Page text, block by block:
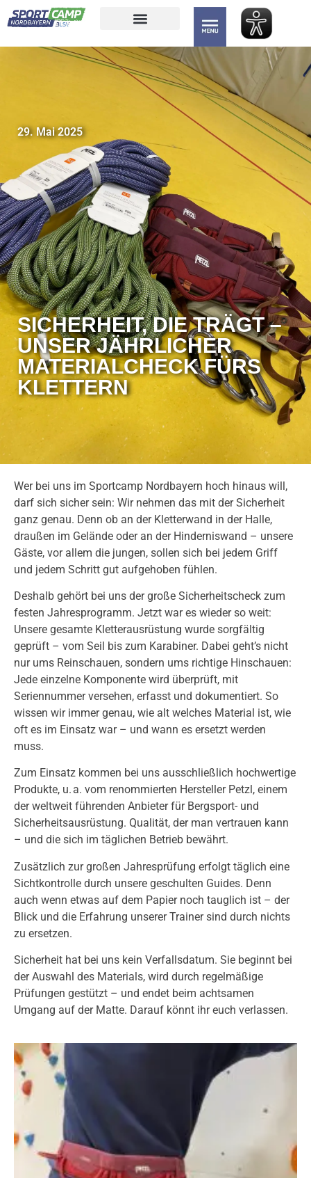
SICHERHEIT, DIE TRÄGT –
UNSER JÄHRLICHER
MATERIALCHECK FÜRS
KLETTERN
29. Mai 2025
Wer bei uns im Sportcamp Nordbayern hoch hinaus will,
darf sich sicher sein: Wir nehmen das mit der Sicherheit
ganz genau. Denn ob an der Kletterwand in der Halle,
draußen im Gelände oder an der Hinderniswand – unsere
Gäste, vor allem die jungen, sollen sich bei jedem Griff
und jedem Schritt gut aufgehoben fühlen.
Deshalb gehört bei uns der große Sicherheitscheck zum
festen Jahresprogramm. Jetzt war es wieder so weit:
Unsere gesamte Kletterausrüstung wurde sorgfältig
geprüft – vom Seil bis zum Karabiner. Dabei geht’s nicht
nur ums Reinschauen, sondern ums richtige Hinschauen:
Jede einzelne Komponente wird überprüft, mit
Seriennummer versehen, erfasst und dokumentiert. So
wissen wir immer genau, wie alt welches Material ist, wie
oft es im Einsatz war – und wann es ersetzt werden
muss.
Zum Einsatz kommen bei uns ausschließlich hochwertige
Produkte, u. a. vom renommierten Hersteller Petzl , einem
der weltweit führenden Anbieter für Bergsport- und
Sicherheitsausrüstung. Qualität, der man vertrauen kann
– und die sich im täglichen Betrieb bewährt.
Zusätzlich zur großen Jahresprüfung erfolgt täglich eine
Sichtkontrolle durch unsere geschulten Guides. Denn
auch wenn etwas auf dem Papier noch tauglich ist – der
Blick und die Erfahrung unserer Trainer sind durch nichts
zu ersetzen.
Sicherheit hat bei uns kein Verfallsdatum. Sie beginnt bei
der Auswahl des Materials, wird durch regelmäßige
Prüfungen gestützt – und endet beim achtsamen
Umgang auf der Matte. Darauf könnt ihr euch verlassen.